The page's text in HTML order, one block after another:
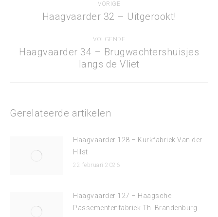
navigatie
VORIGE
Vorig
Haagvaarder 32 – Uitgerookt!
VOLGENDE
Volgend
bericht
Haagvaarder 34 – Brugwachtershuisjes
langs de Vliet
Gerelateerde artikelen
Haagvaarder 128 – Kurkfabriek Van der
Hilst
22 februari 2026
Haagvaarder 127 – Haagsche
Passementenfabriek Th. Brandenburg